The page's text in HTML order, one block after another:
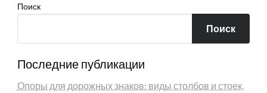
Поиск
Поиск
Последние публикации
Опоры для дорожных знаков: виды столбов и стоек,